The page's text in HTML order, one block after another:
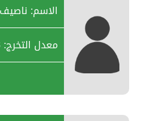
الاسم:
معدل التخرج: 84.33